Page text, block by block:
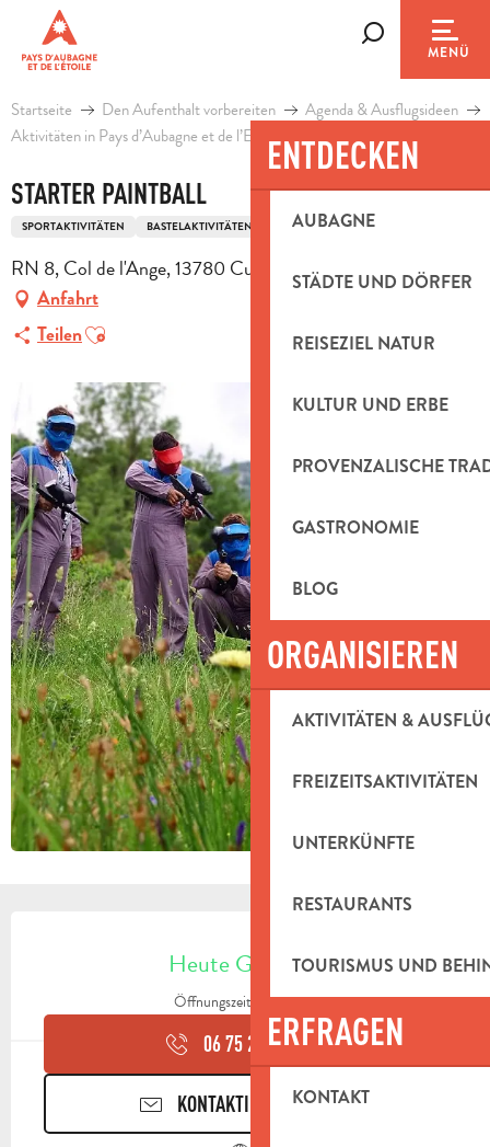
contenu
principal
MENÜ
ENTDECKEN
AUBAGNE
STÄDTE UND DÖRFER
REISEZIEL NATUR
KULTUR UND ERBE
PROVENZALISCHE
GASTRONOMIE
BLOG
ORGANISIEREN
AKTIVITÄTEN &
FREIZEITSAKTIVITÄTEN
UNTERKÜNFTE
RESTAURANTS
TOURISMUS UND
ERFRAGEN
KONTAKT
Startseite Den Aufenthalt vorbereiten
Agenda & Ausflugsideen
Aktivitäten in Pays d’Aubagne et de l’Etoile
Freizeit Starter Paintball
STARTER PAINTBALL
SPORTAKTIVITÄTEN BASTELAKTIVITÄTEN ERLEBNISBAD
RN 8, Col de l'Ange, 13780 Cuges-les-Pins
Anfahrt
TeilenAjouter aux favoris
Heute Geöffnet
Öffnungszeiten ansehen
06 75 25 34▒▒
KONTAKTIEREN SIE UNS